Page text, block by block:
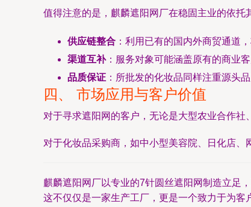
值得注意的是，麒麟遮阳网厂在稳固主业的依托
供应链整合 ：利用已有的国内外商贸通道
渠道互补：服务对象可能涵盖原有的商业
品质保证 ：所批发的化妆品同样注重源头
四、 市场应用与客户价值
对于寻求遮阳网的客户，无论是大型农业合作社
对于化妆品采购商，如中小型美容院、日化店、
麒麟遮阳网厂以专业的7针圆丝遮阳网制造立足
这不仅仅是一家生产工厂，更是一个致力于为